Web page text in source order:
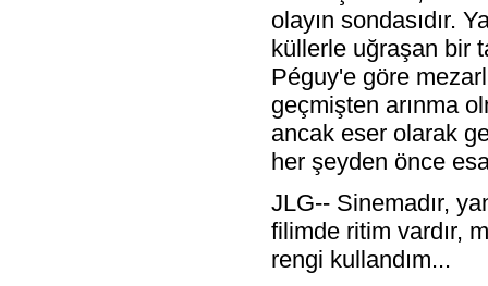
olayın sondasıdır.
küllerle uğraşan bir
Péguy'e göre
geçmişten arınma
ancak eser olarak
her şeyden önce
JLG-- Sinemadır,
filimde ritim vardır,
rengi kullandım...